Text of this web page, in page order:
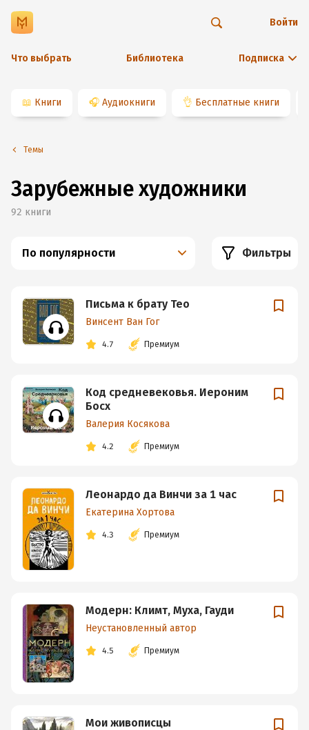
Что выбрать Библиотека Подписка
Войти
📖 Книги 🎧 Аудиокниги 👌 Бесплатные книги
Темы
Зарубежные художники
92 книги
По популярности Фильтры
Письма к брату Тео
Винсент Ван Гог
4.7 Премиум
Код средневековья. Иероним
Босх
Валерия Косякова
4.2 Премиум
Леонардо да Винчи за 1 час
Екатерина Хортова
4.3 Премиум
Модерн: Климт, Муха, Гауди
Неустановленный автор
4.5 Премиум
Мои живописцы